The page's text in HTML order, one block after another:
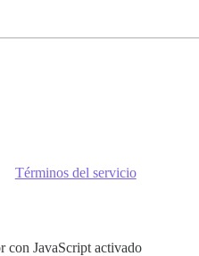
Términos del servicio
con JavaScript activado